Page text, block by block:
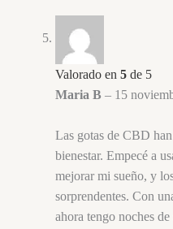
Valorado en 5 de 5
Maria B – 15
Las gotas de CBD
bienestar. Empecé a
mejorar mi sueño, y
sorprendentes. Con
ahora tengo noches